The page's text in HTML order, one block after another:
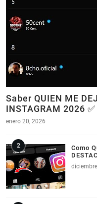
Saber QUIEN ME
INSTAGRAM 2026 ✅
enero 20, 2026
Como